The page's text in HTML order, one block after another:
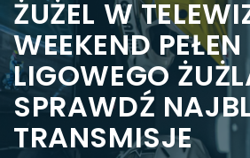
ŻUŻEL W
WEEKEND PEŁEN
LIGOWEGO
SPRAWDŹ
TRANSMISJE